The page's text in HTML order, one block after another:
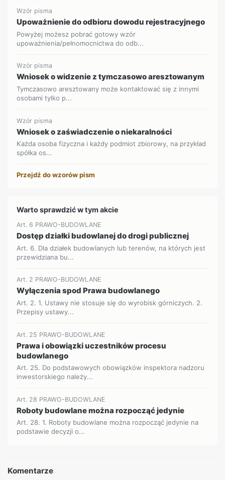
Wzór pisma
Upoważnienie do odbioru dowodu rejestracyjnego
Powyżej możesz pobrać gotowy wzór
upoważnienia/pełnomocnictwa do odb...
Wzór pisma
Wniosek o widzenie z tymczasowo aresztowanym
Tymczasowo aresztowany może kontaktować się z innymi
osobami tylko p...
Wzór pisma
Wniosek o zaświadczenie o niekaralności
Każda osoba fizyczna i każdy podmiot zbiorowy, na przykład
spółka os...
Przejdź do wzorów pism
Warto sprawdzić w tym akcie
Art. 6 PRAWO-BUDOWLANE
Dostęp działki budowlanej do drogi publicznej
Art. 6. Dla działek budowlanych lub terenów, na których jest
przewidziana bu...
Art. 2 PRAWO-BUDOWLANE
Wyłączenia spod Prawa budowlanego
Art. 2. 1. Ustawy nie stosuje się do wyrobisk górniczych. 2.
Przepisy ustawy...
Art. 25 PRAWO-BUDOWLANE
Prawa i obowiązki uczestników procesu
budowlanego
Art. 25. Do podstawowych obowiązków inspektora nadzoru
inwestorskiego należy...
Art. 28 PRAWO-BUDOWLANE
Roboty budowlane można rozpocząć jedynie
Art. 28. 1. Roboty budowlane można rozpocząć jedynie na
podstawie decyzji o...
Komentarze